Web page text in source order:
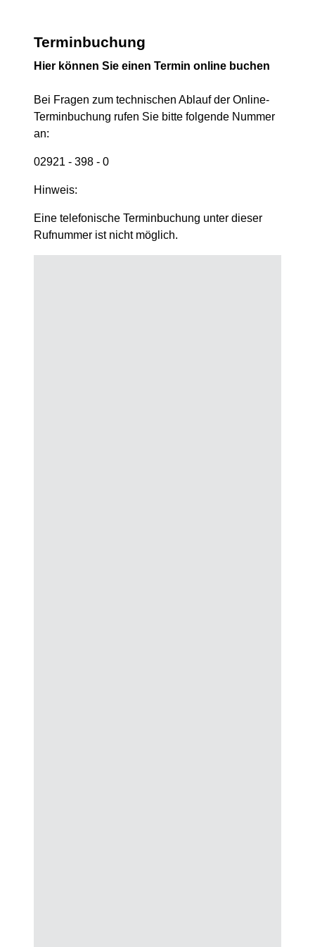
Terminbuchung
Hier können Sie einen Termin online buchen
Bei Fragen zum technischen Ablauf der Online-
Terminbuchung rufen Sie bitte folgende Nummer
an:
02921 - 398 - 0
Hinweis:
Eine telefonische Terminbuchung unter dieser
Rufnummer ist nicht möglich.